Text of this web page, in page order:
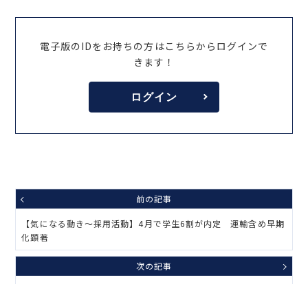
電子版のIDをお持ちの方はこちらからログインで
きます！
ログイン
前の記事
【気になる動き～採用活動】4月で学生6割が内定 運輸含め早期
化顕著
次の記事